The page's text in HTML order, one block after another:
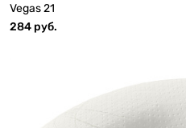
Vegas 21
284 руб.